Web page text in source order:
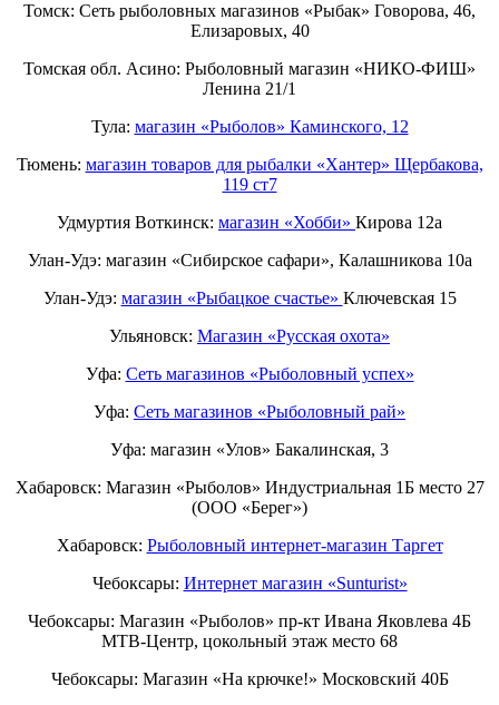
Томск: Сеть рыболовных магазинов «Рыбак» Говорова, 46,
Елизаровых, 40
Томская обл. Асино: Рыболовный магазин «НИКО-ФИШ»
Ленина 21/1
Тула: магазин «Рыболов» Каминского, 12
Тюмень: магазин товаров для рыбалки «Хантер» Щербакова,
119 ст7
Удмуртия Воткинск: магазин «Хобби» Кирова 12а
Улан-Удэ: магазин «Сибирское сафари», Калашникова 10а
Улан-Удэ: магазин «Рыбацкое счастье» Ключевская 15
Ульяновск: Магазин «Русская охота»
Уфа: Сеть магазинов «Рыболовный успех»
Уфа: Сеть магазинов «Рыболовный рай»
Уфа: магазин «Улов» Бакалинская, 3
Хабаровск: Магазин «Рыболов» Индустриальная 1Б место 27
(ООО «Берег»)
Хабаровск: Рыболовный интернет-магазин Таргет
Чебоксары: Интернет магазин «Sunturist»
Чебоксары: Магазин «Рыболов» пр-кт Ивана Яковлева 4Б
МТВ-Центр, цокольный этаж место 68
Чебоксары: Магазин «На крючке!» Московский 40Б